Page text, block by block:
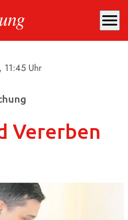
menu
, 11:45 Uhr
Vererben